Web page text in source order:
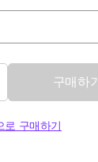
구매하기
로 구매하기